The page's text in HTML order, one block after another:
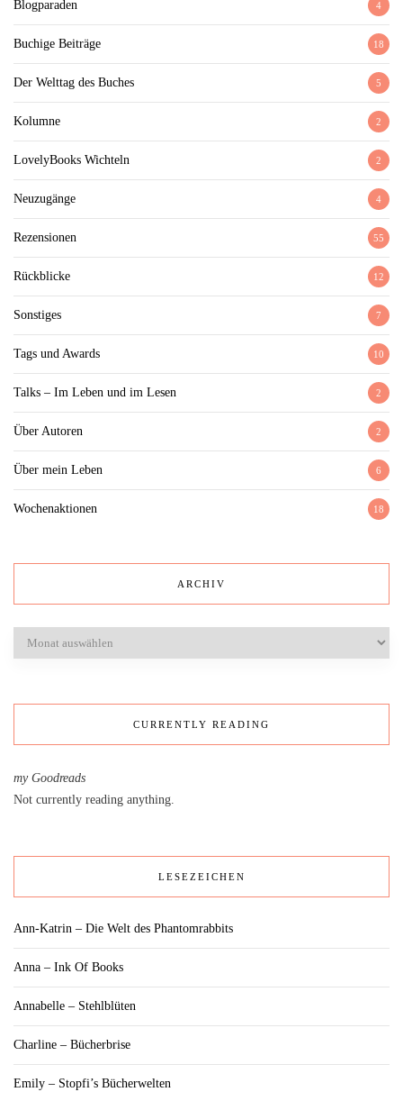
Blogparaden 4
Buchige Beiträge 18
Der Welttag des Buches 5
Kolumne 2
LovelyBooks Wichteln 2
Neuzugänge 4
Rezensionen 55
Rückblicke 12
Sonstiges 7
Tags und Awards 10
Talks – Im Leben und im Lesen 2
Über Autoren 2
Über mein Leben 6
Wochenaktionen 18
ARCHIV
CURRENTLY READING
my Goodreads
Not currently reading anything.
LESEZEICHEN
Ann-Katrin – Die Welt des Phantomrabbits
Anna – Ink Of Books
Annabelle – Stehlblüten
Charline – Bücherbrise
Emily – Stopfi’s Bücherwelten